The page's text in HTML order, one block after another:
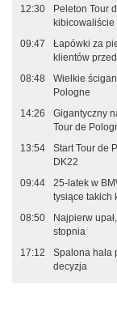
12:30
Peleton Tour
09:47
Łapówki za
klientów
08:48
Wielkie
Pologne
14:26
Gigantyczny
Tour de
13:54
Start Tour de
DK22
09:44
25-latek w
tysiące takich
08:50
Najpierw
stopnia
17:12
Spalona hala
decyzja